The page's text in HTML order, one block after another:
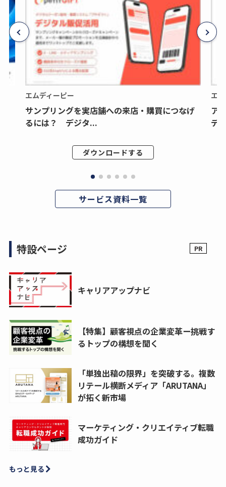
エムディーピー
サンプリングを実店舗への来店・購買につなげ
るには？ デジタ...
ダウンロードする
エ
ア
デ
サービス資料一覧
特設ページ
キャリアアップナビ
【特集】顧客視点の企業変革ー挑戦す
るトップの構想を聞く
「単独出稿の限界」を突破する。複数
リテール横断メディア「ARUTANA」
が拓く新市場
マーケティング・クリエイティブ転職
成功ガイド
もっと見る